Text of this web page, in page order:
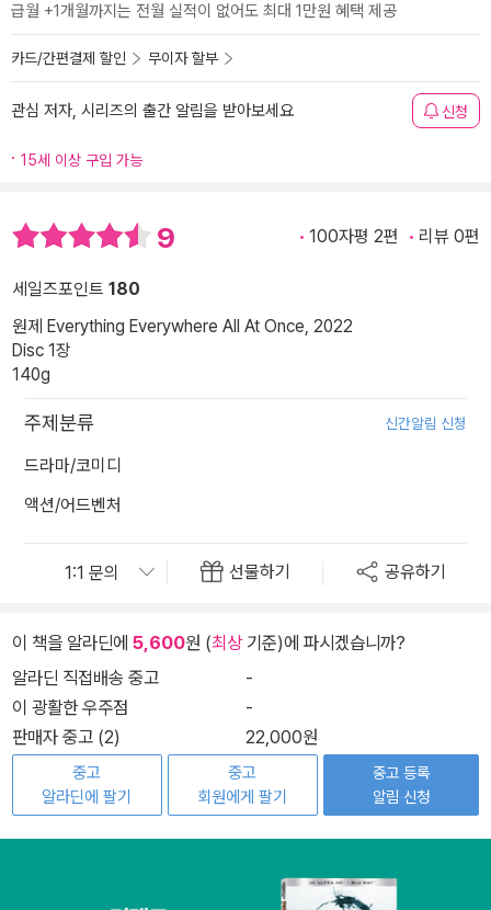
급월 +1개월까지는 전월 실적이 없어도 최대 1만원 혜택 제공
카드/간편결제 할인 무이자 할부
관심 저자, 시리즈의 출간 알림을 받아보세요 신청
15세 이상 구입 가능
9 100자평 2편 리뷰 0편
세일즈포인트 180
원제 Everything Everywhere All At Once, 2022
Disc 1장
140g
주제분류 신간알림 신청
드라마/코미디
액션/어드벤처
선물하기 공유하기
이 책을 알라딘에 5,600원 (최상기준)에 파시겠습니까?
알라딘 직접배송 중고
-
이 광활한 우주점
-
판매자 중고 (2)
22,000원
중고
알라딘에 팔기
중고
회원에게 팔기
중고 등록
알림 신청